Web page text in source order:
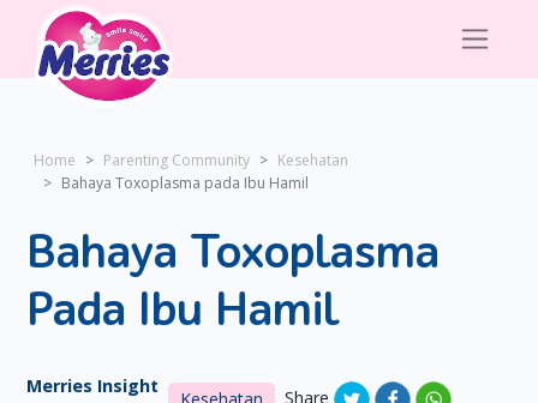
Home Parenting Community
Kesehatan
Bahaya Toxoplasma pada Ibu Hamil
Bahaya Toxoplasma
Pada Ibu Hamil
Merries Insight
Share